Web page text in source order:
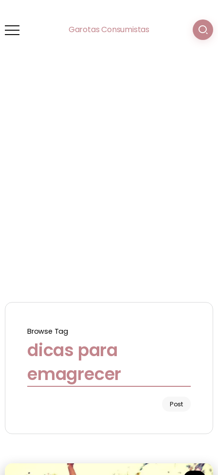
Garotas Consumistas
Browse Tag
dicas para
emagrecer
Post